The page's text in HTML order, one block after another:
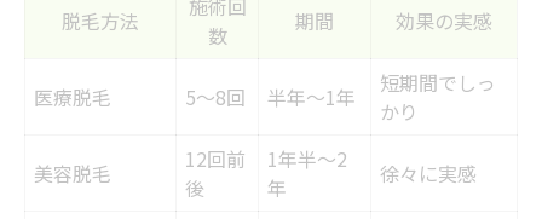
脱毛方法
施術回
数
期間 効果の実感
医療脱毛 5～8回 半年～1年
短期間でしっ
かり
美容脱毛
12回前
後
1年半～2
年
徐々に実感